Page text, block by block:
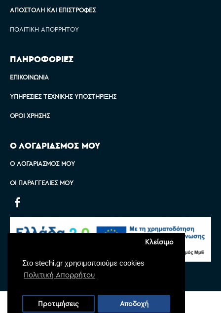
Στο stechi.gr χρησιμοποιούμε cookies
Πολιτική Απορρήτου
Κλείσιμο
Προτιμήσεις Αποδοχή
ΑΠΟΣΤΟΛΉ ΚΑΙ ΕΠΙΣΤΡΟΦΈΣ
ΠΟΛΙΤΙΚΉ ΑΠΟΡΡΉΤΟΥ
ΠΛΗΡΟΦΟΡΙΕΣ
ΕΠΙΚΟΙΝΩΝΊΑ
ΥΠΗΡΕΣΊΕΣ ΤΕΧΝΙΚΉΣ ΥΠΟΣΤΉΡΙΞΗΣ
ΌΡΟΙ ΧΡΉΣΗΣ
Ο ΛΟΓΑΡΙΑΣΜΟΣ ΜΟΥ
Ο ΛΟΓΑΡΙΑΣΜΌΣ ΜΟΥ
ΟΙ ΠΑΡΑΓΓΕΛΊΕΣ ΜΟΥ
Copyright © 2022 Stechi, All Rights Reserved
Powered by
Monoware Web